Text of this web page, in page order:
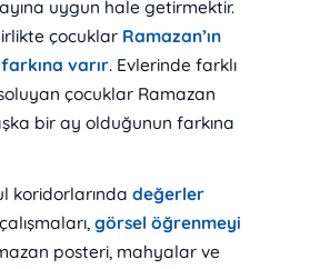
uygun hale getirmektir.
çocuklar Ramazan’ın
varır. Evlerinde farklı
çocuklar Ramazan
bir ay olduğunun farkına
koridorlarında değerler
çalışmaları, görsel öğrenmeyi
posteri, mahyalar ve